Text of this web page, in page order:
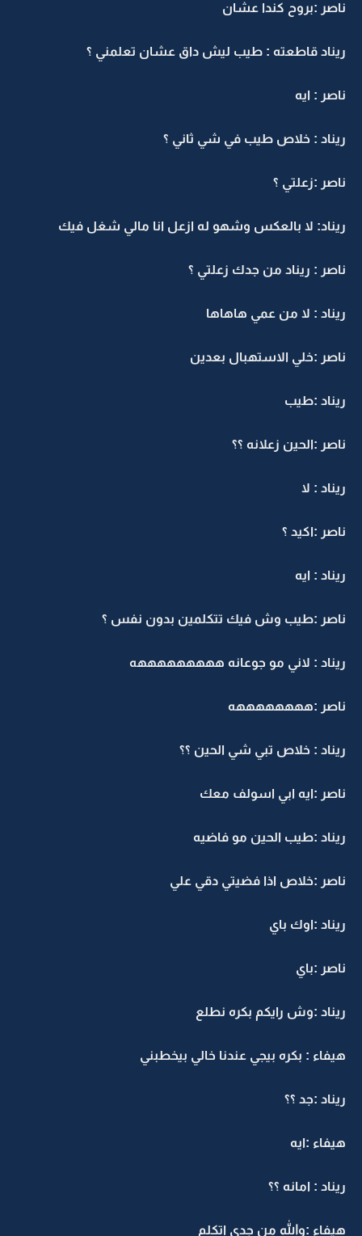
ناصر :بروح كندا عشان
ريناد قاطعته : طيب ليش داق عشان تعلمني ؟
ناصر : ايه
ريناد : خلاص طيب في شي ثاني ؟
ناصر :زعلتي ؟
ريناد: لا بالعكس وشهو له ازعل انا مالي شغل فيك
ناصر : ريناد من جدك زعلتي ؟
ريناد : لا من عمي هاهاها
ناصر :خلي الاستهبال بعدين
ريناد :طيب
ناصر :الحين زعلانه ؟؟
ريناد : لا
ناصر :اكيد ؟
ريناد : ايه
ناصر :طيب وش فيك تتكلمين بدون نفس ؟
ريناد : لاني مو جوعانه هههههههههه
ناصر :ههههههههه
ريناد : خلاص تبي شي الحين ؟؟
ناصر :ايه ابي اسولف معك
ريناد :طيب الحين مو فاضيه
ناصر :خلاص اذا فضيتي دقي علي
ريناد :اوك باي
ناصر :باي
ريناد :وش رايكم بكره نطلع
هيفاء : بكره بيجي عندنا خالي بيخطبني
ريناد :جد ؟؟
هيفاء :ايه
ريناد : امانه ؟؟
هيفاء :والله من جدي اتكلم